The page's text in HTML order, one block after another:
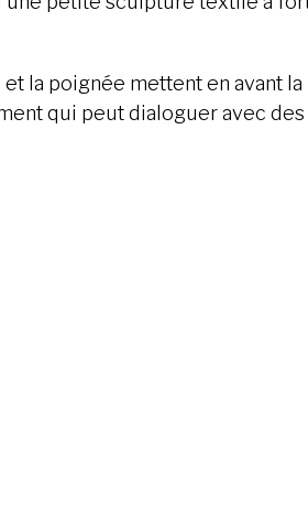
la poignée mettent en avant
qui peut dialoguer avec